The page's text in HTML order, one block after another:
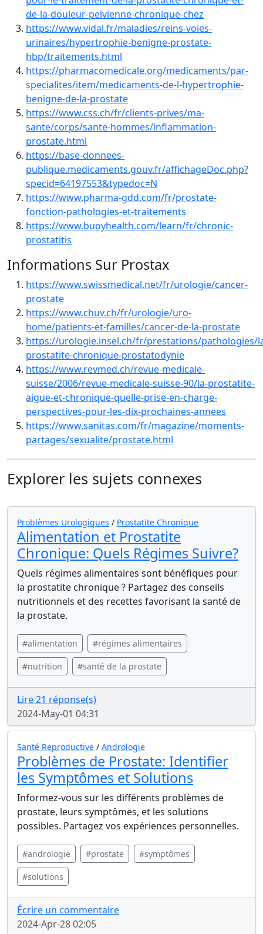
de-la-douleur-pelvienne-chronique-chez
https://www.vidal.fr/maladies/reins-voies-
urinaires/hypertrophie-benigne-prostate-
hbp/traitements.html
https://pharmacomedicale.org/medicaments/par-
specialites/item/medicaments-de-l-hypertrophie-
benigne-de-la-prostate
https://www.css.ch/fr/clients-prives/ma-
sante/corps/sante-hommes/inflammation-
prostate.html
https://base-donnees-
publique.medicaments.gouv.fr/affichageDoc.php?
specid=64197553&typedoc=N
https://www.pharma-gdd.com/fr/prostate-
fonction-pathologies-et-traitements
https://www.buoyhealth.com/learn/fr/chronic-
prostatitis
Informations Sur Prostax
https://www.swissmedical.net/fr/urologie/cancer-
prostate
https://www.chuv.ch/fr/urologie/uro-
home/patients-et-familles/cancer-de-la-prostate
https://urologie.insel.ch/fr/prestations/pathologies/
prostatite-chronique-prostatodynie
https://www.revmed.ch/revue-medicale-
suisse/2006/revue-medicale-suisse-90/la-prostatite-
aigue-et-chronique-quelle-prise-en-charge-
perspectives-pour-les-dix-prochaines-annees
https://www.sanitas.com/fr/magazine/moments-
partages/sexualite/prostate.html
Explorer les sujets connexes
Problèmes Urologiques / Prostatite Chronique
Alimentation et Prostatite
Chronique: Quels Régimes Suivre?
Quels régimes alimentaires sont bénéfiques pour
la prostatite chronique ? Partagez des conseils
nutritionnels et des recettes favorisant la santé de
la prostate.
#alimentation #régimes alimentaires
#nutrition #santé de la prostate
Lire 21 réponse(s)
2024-May-01 04:31
Santé Reproductive / Andrologie
Problèmes de Prostate: Identifier
les Symptômes et Solutions
Informez-vous sur les différents problèmes de
prostate, leurs symptômes, et les solutions
possibles. Partagez vos expériences personnelles.
#andrologie #prostate #symptômes
#solutions
Écrire un commentaire
2024-Apr-28 02:05